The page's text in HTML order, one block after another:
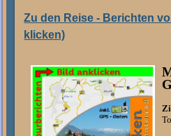
Zu den Reise - Berichten
klicken)